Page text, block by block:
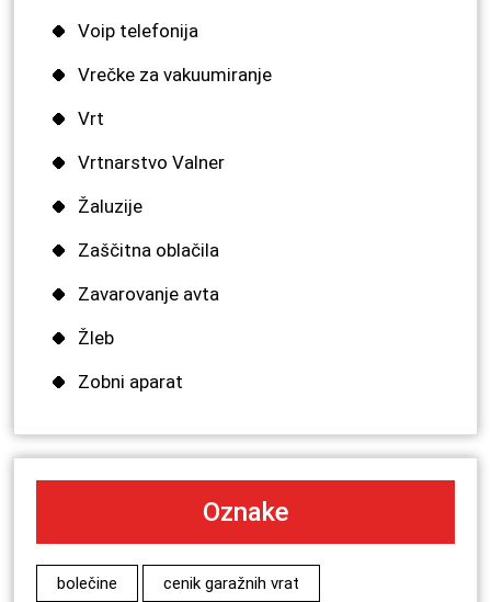
Voip telefonija
Vrečke za vakuumiranje
Vrt
Vrtnarstvo Valner
Žaluzije
Zaščitna oblačila
Zavarovanje avta
Žleb
Zobni aparat
Oznake
bolečine cenik garažnih vrat